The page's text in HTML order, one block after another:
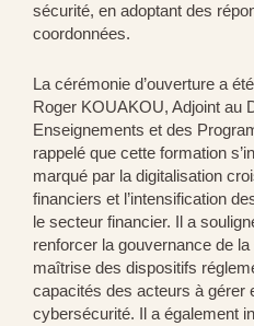
sécurité, en adoptant des
coordonnées.
La cérémonie d’ouverture a
Roger KOUAKOU, Adjoint au
Enseignements et des
rappelé que cette formation
marqué par la digitalisation
financiers et l’intensification
le secteur financier. Il a
renforcer la gouvernance de
maîtrise des dispositifs
capacités des acteurs à gérer
cybersécurité. Il a également